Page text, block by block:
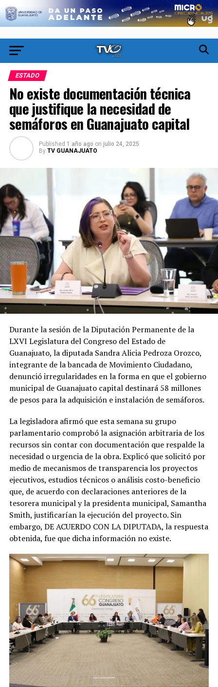
ESTADO
No existe documentación técnica
que justifique la necesidad de
semáforos en Guanajuato capital
Published 1 año ago on julio 24, 2025
By TV GUANAJUATO
Durante la sesión de la Diputación Permanente de la
LXVI Legislatura del Congreso del Estado de
Guanajuato, la diputada Sandra Alicia Pedroza Orozco,
integrante de la bancada de Movimiento Ciudadano,
denunció irregularidades en la forma en que el gobierno
municipal de Guanajuato capital destinará 58 millones
de pesos para la adquisición e instalación de semáforos.
La legisladora afirmó que esta semana su grupo
parlamentario comprobó la asignación arbitraria de los
recursos sin contar con documentación que respalde la
necesidad o urgencia de la obra. Explicó que solicitó por
medio de mecanismos de transparencia los proyectos
ejecutivos, estudios técnicos o análisis costo-beneficio
que, de acuerdo con declaraciones anteriores de la
tesorera municipal y la presidenta municipal, Samantha
Smith, justificarían la ejecución del proyecto. Sin
embargo, DE ACUERDO CON LA DIPUTADA, la respuesta
obtenida, fue que dicha información no existe.